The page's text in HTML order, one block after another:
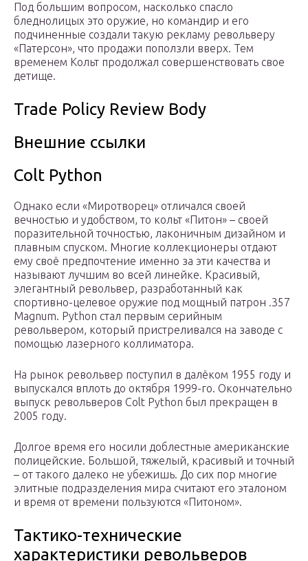
Под большим вопросом, насколько спасло
бледнолицых это оружие, но командир и его
подчиненные создали такую рекламу револьверу
«Патерсон», что продажи поползли вверх. Тем
временем Кольт продолжал совершенствовать свое
детище.
Trade Policy Review Body
Внешние ссылки
Colt Python
Однако если «Миротворец» отличался своей
вечностью и удобством, то кольт «Питон» – своей
поразительной точностью, лаконичным дизайном и
плавным спуском. Многие коллекционеры отдают
ему своё предпочтение именно за эти качества и
называют лучшим во всей линейке. Красивый,
элегантный револьвер, разработанный как
спортивно-целевое оружие под мощный патрон .357
Magnum. Python стал первым серийным
револьвером, который пристреливался на заводе с
помощью лазерного коллиматора.
На рынок револьвер поступил в далёком 1955 году и
выпускался вплоть до октября 1999-го. Окончательно
выпуск револьверов Colt Python был прекращен в
2005 году.
Долгое время его носили доблестные американские
полицейские. Большой, тяжелый, красивый и точный
– от такого далеко не убежишь. До сих пор многие
элитные подразделения мира считают его эталоном
и время от времени пользуются «Питоном».
Тактико-технические
характеристики револьверов